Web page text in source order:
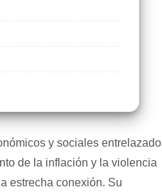
y sociales
de la inflación y la violencia
estrecha conexión. Su